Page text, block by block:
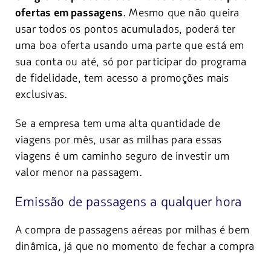
ofertas em passagens. Mesmo que não queira
usar todos os pontos acumulados, poderá ter
uma boa oferta usando uma parte que está em
sua conta ou até, só por participar do programa
de fidelidade, tem acesso a promoções mais
exclusivas.
Se a empresa tem uma alta quantidade de
viagens por mês, usar as milhas para essas
viagens é um caminho seguro de investir um
valor menor na passagem.
Emissão de passagens a qualquer hora
A compra de passagens aéreas por milhas é bem
dinâmica, já que no momento de fechar a compra